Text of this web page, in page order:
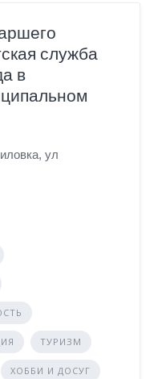
служба
в
ул
ТУРИЗМ
ХОББИ И ДОСУГ